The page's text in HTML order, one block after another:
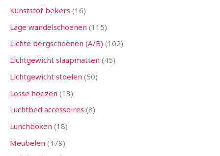
Kunststof bekers 16
Lage wandelschoenen 115
Lichte bergschoenen (A/B) 102
Lichtgewicht slaapmatten 45
Lichtgewicht stoelen 50
Losse hoezen 13
Luchtbed accessoires 8
Lunchboxen 18
Meubelen 479